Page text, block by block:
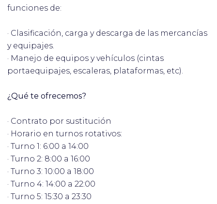
funciones de:
· Clasificación, carga y descarga de las mercancías
y equipajes.
· Manejo de equipos y vehículos (cintas
portaequipajes, escaleras, plataformas, etc).
¿Qué te ofrecemos?
· Contrato por sustitución
· Horario en turnos rotativos:
· Turno 1: 6:00 a 14:00
· Turno 2: 8:00 a 16:00
· Turno 3: 10:00 a 18:00
· Turno 4: 14:00 a 22:00
· Turno 5: 15:30 a 23:30